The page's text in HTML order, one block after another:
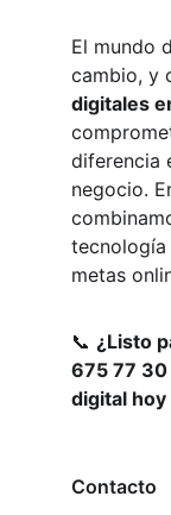
El mundo
cambio, y
digitales
diferencia
negocio.
tecnología
metas
📞 ¿Listo
675 77
digital hoy
Contacto